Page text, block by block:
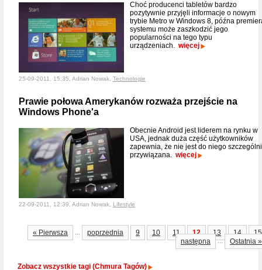
Choć producenci tabletów bardzo
pozytywnie przyjęli informacje o nowym
trybie Metro w Windows 8, późna
systemu może zaszkodzić jego
popularności na tego typu
urządzeniach. więcej
25-09-2011, 15:35, Adrian Nowak, Technologie
Prawie połowa Amerykanów rozważa przejście na
Windows Phone'a
Obecnie Android jest liderem na rynku w
USA, jednak duża część użytkowników
zapewnia, że nie jest do niego
przywiązana. więcej
22-09-2011, 12:39, Adrian Nowak, Lifestyle
« Pierwsza ... poprzednia 9 10 11 12 13 14
15
następna
... Ostatnia »
Zobacz wszystkie tagi (Chmura Tagów)